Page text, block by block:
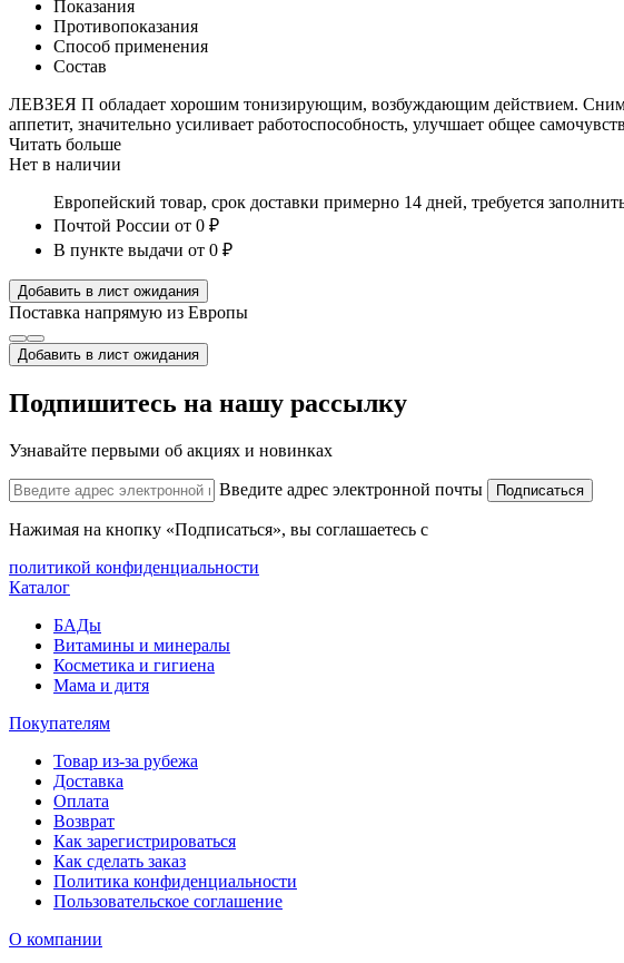
Показания
Противопоказания
Способ применения
Состав
ЛЕВЗЕЯ П обладает хорошим тонизирующим, возбуждающим действием.
аппетит, значительно усиливает работоспособность, улучшает общее
Читать больше
Нет в наличии
Европейский товар, срок доставки примерно 14 дней, требуется
Почтой России от 0 ₽
В пункте выдачи от 0 ₽
Добавить в лист ожидания
Поставка напрямую из Европы
Добавить в лист ожидания
Подпишитесь на нашу рассылку
Узнавайте первыми об акциях и новинках
Введите адрес электронной почты Подписаться
Нажимая на кнопку «Подписаться», вы соглашаетесь с
политикой конфиденциальности
Каталог
БАДы
Витамины и минералы
Косметика и гигиена
Мама и дитя
Покупателям
Товар из-за рубежа
Доставка
Оплата
Возврат
Как зарегистрироваться
Как сделать заказ
Политика конфиденциальности
Пользовательское соглашение
О компании